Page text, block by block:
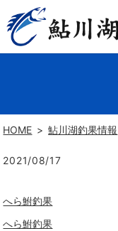
HOME 鮎川湖釣果情報
2021/08/17
へら鮒釣果
へら鮒釣果